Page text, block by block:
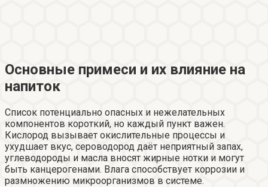
Основные примеси и их влияние на
напиток
Список потенциально опасных и нежелательных
компонентов короткий, но каждый пункт важен.
Кислород вызывает окислительные процессы и
ухудшает вкус, сероводород даёт неприятный запах,
углеводороды и масла вносят жирные нотки и могут
быть канцерогенами. Влага способствует коррозии и
размножению микроорганизмов в системе.